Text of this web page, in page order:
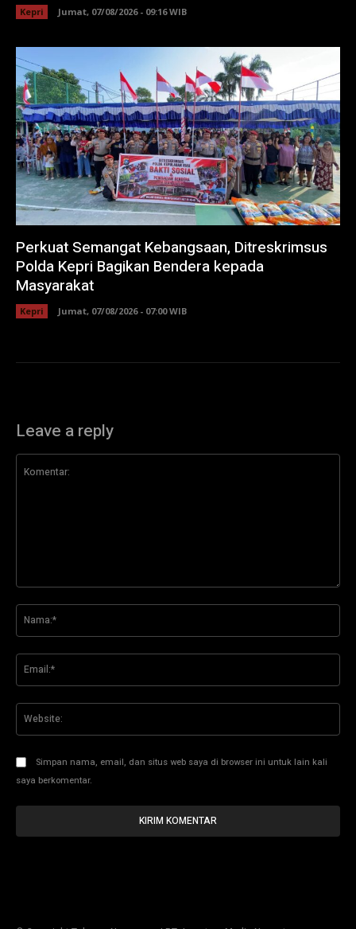
Kepri Jumat, 07/08/2026 - 09:16 WIB
Perkuat Semangat Kebangsaan, Ditreskrimsus
Polda Kepri Bagikan Bendera kepada
Masyarakat
Kepri Jumat, 07/08/2026 - 07:00 WIB
Leave a reply
Simpan nama, email, dan situs web saya di browser ini untuk lain kali
saya berkomentar.